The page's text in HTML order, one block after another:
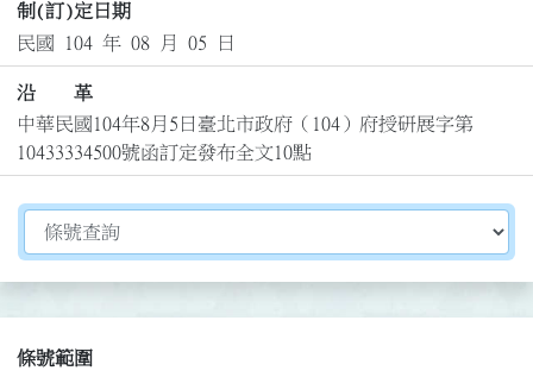
制(訂)定日期
民國 104 年 08 月 05 日
沿 革
中華民國104年8月5日臺北市政府（104）府授研展字第
10433334500號函訂定發布全文10點
切換選擇法規資訊內容
條號範圍